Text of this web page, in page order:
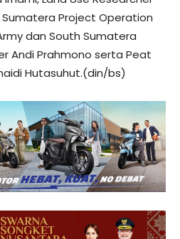
Sumatera Project Operation
dan South Sumatera
Andi Prahmono serta Peat
Hutasuhut.(din/bs)